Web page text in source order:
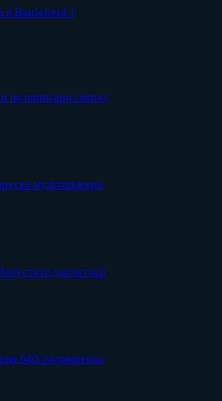
в Battlefield 1
не написано сверху
мультиплеера,
диспетчер
бф3 расширеное